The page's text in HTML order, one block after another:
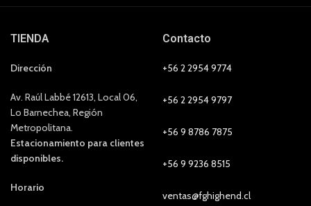
TIENDA
Dirección
Av. Raúl Labbé 12613, Local 06,
Lo Barnechea, Región
Metropolitana.
Estacionamiento para clientes
disponibles.
Horario
Contacto
+56 2 2954 9774
+56 2 2954 9797
+56 9 8786 7875
+56 9 9236 8515
ventas@fghighend.cl